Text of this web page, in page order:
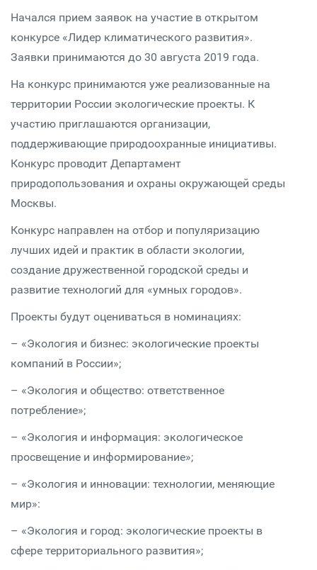
Начался прием заявок на участие в открытом
конкурсе «Лидер климатического развития».
Заявки принимаются до 30 августа 2019 года.
На конкурс принимаются уже реализованные на
территории России экологические проекты. К
участию приглашаются организации,
поддерживающие природоохранные инициативы.
Конкурс проводит Департамент
природопользования и охраны окружающей среды
Москвы.
Конкурс направлен на отбор и популяризацию
лучших идей и практик в области экологии,
создание дружественной городской среды и
развитие технологий для «умных городов».
Проекты будут оцениваться в номинациях:
– «Экология и бизнес: экологические проекты
компаний в России»;
– «Экология и общество: ответственное
потребление»;
– «Экология и информация: экологическое
просвещение и информирование»;
– «Экология и инновации: технологии, меняющие
мир»:
– «Экология и город: экологические проекты в
сфере территориального развития»;